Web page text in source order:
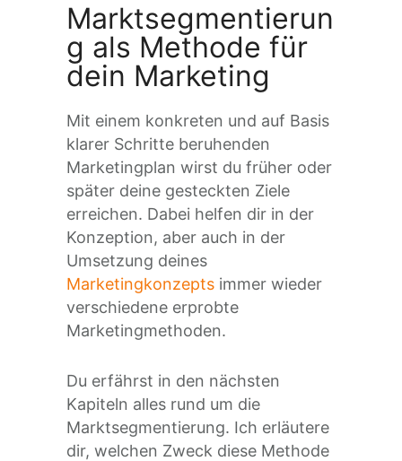
Marktsegmentierun
g als Methode für
dein Marketing
Mit einem konkreten und auf Basis
klarer Schritte beruhenden
Marketingplan wirst du früher oder
später deine gesteckten Ziele
erreichen. Dabei helfen dir in der
Konzeption, aber auch in der
Umsetzung deines
Marketingkonzepts immer wieder
verschiedene erprobte
Marketingmethoden.
Du erfährst in den nächsten
Kapiteln alles rund um die
Marktsegmentierung. Ich erläutere
dir, welchen Zweck diese Methode